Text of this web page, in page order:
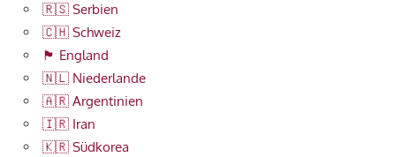
🇷🇸 Serbien
🇨🇭 Schweiz
🏴󠁧󠁢󠁥󠁮󠁧󠁿 England
🇳🇱 Niederlande
🇦🇷 Argentinien
🇮🇷 Iran
🇰🇷 Südkorea